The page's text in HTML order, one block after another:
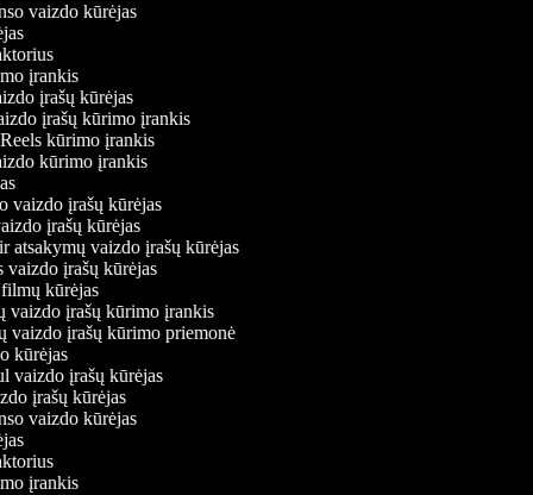
vaizdo kūrėjas
įrankis
įrašų kūrėjas
įrašų kūrimo įrankis
Reels kūrimo įrankis
kūrimo įrankis
vaizdo įrašų kūrėjas
įrašų kūrėjas
atsakymų vaizdo įrašų kūrėjas
vaizdo įrašų kūrėjas
kūrėjas
vaizdo įrašų kūrimo įrankis
vaizdo įrašų kūrimo priemonė
kūrėjas
vaizdo įrašų kūrėjas
įrašų kūrėjas
vaizdo kūrėjas
įrankis